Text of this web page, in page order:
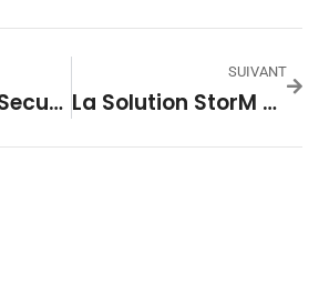
La Division IT Security Du Groupe Septeo En Forte Accélération
SUIVANT
La Solution StorM De Stordata S’enrichit